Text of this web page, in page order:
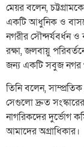
মেয়র বলেন,
একটি আধুনিক ও
নগরীর সৌন্দর্যবর্ধন
রক্ষা, জলবায়ু
জন্য একটি সবুজ নগর
তিনি বলেন,
সেগুলো দ্রুত
নাগরিকদের দুর্ভোগ
আমাদের অগ্রাধিকার।